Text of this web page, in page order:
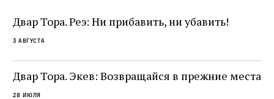
не просто покровитель переводчиков,
окружённый книгами. Перед нами человек,
одно решение которого вызвало возмущение
целой общины и стало частью многовекового
спора о том, кому принадлежит последнее
слово в переводе Библии
Двар Тора. Реэ: Ни прибавить, ни убавить!
3 августа
Двар Тора. Экев: Возвращайся в прежние места
28 июля